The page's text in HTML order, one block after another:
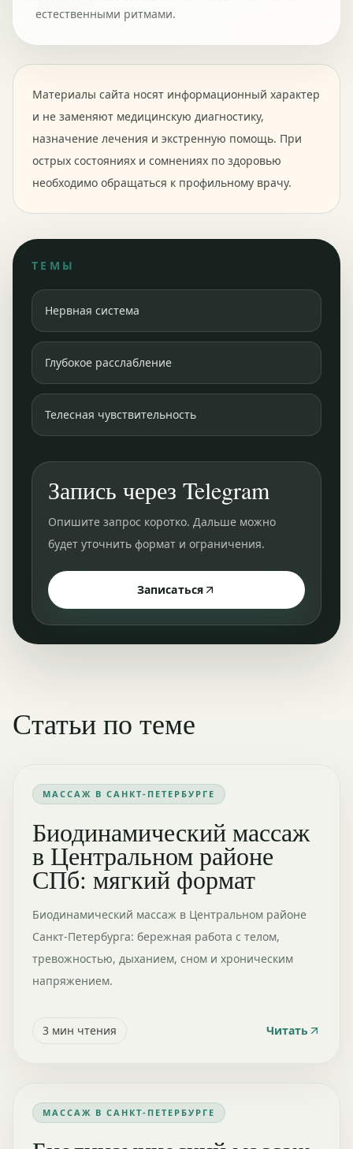
естественными ритмами.
Материалы сайта носят информационный характер
и не заменяют медицинскую диагностику,
назначение лечения и экстренную помощь. При
острых состояниях и сомнениях по здоровью
необходимо обращаться к профильному врачу.
ТЕМЫ
Нервная система
Глубокое расслабление
Телесная чувствительность
Запись через Telegram
Опишите запрос коротко. Дальше можно
будет уточнить формат и ограничения.
Записаться
Статьи по теме
МАССАЖ В САНКТ-ПЕТЕРБУРГЕ
Биодинамический массаж
в Центральном районе
СПб: мягкий формат
Биодинамический массаж в Центральном районе
Санкт-Петербурга: бережная работа с телом,
тревожностью, дыханием, сном и хроническим
напряжением.
3 мин чтения Читать
МАССАЖ В САНКТ-ПЕТЕРБУРГЕ